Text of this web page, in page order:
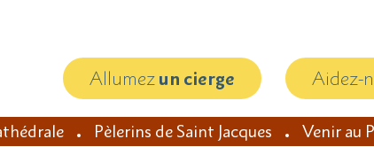
Allumezun cierge Aidez-
Pèlerins de Saint Jacques Venir au